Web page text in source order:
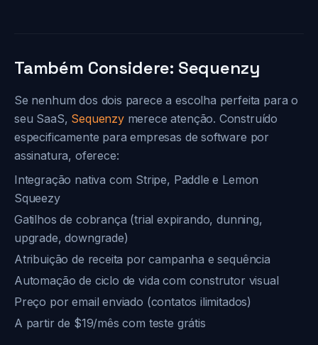
Também Considere: Sequenzy
Se nenhum dos dois parece a escolha perfeita para o
seu SaaS, Sequenzymerece atenção. Construído
especificamente para empresas de software por
assinatura, oferece:
Integração nativa com Stripe, Paddle e Lemon
Squeezy
Gatilhos de cobrança (trial expirando, dunning,
upgrade, downgrade)
Atribuição de receita por campanha e sequência
Automação de ciclo de vida com construtor visual
Preço por email enviado (contatos ilimitados)
A partir de $19/mês com teste grátis